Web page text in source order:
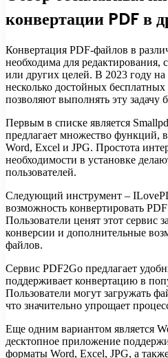
конвертации PDF в
Конвертация PDF-файлов в
необходима для редактирования,
или других целей. В 2023 году
несколько достойных
позволяют выполнять эту задачу
Первым в списке является
предлагает множество функций,
Word, Excel и JPG. Простота
необходимости в установке
пользователей.
Следующий инструмент –
возможность конвертировать
Пользователи ценят этот сервис
конверсии и дополнительные
файлов.
Сервис PDF2Go предлагает
поддерживает конвертацию в
Пользователи могут загружать
что значительно упрощает
Еще одним вариантом является
десктопное приложение
форматы Word, Excel, JPG, а